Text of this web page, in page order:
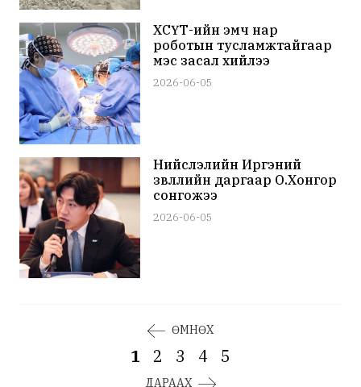
ХСҮТ-ийн эмч нар
роботын тусламжтайгаар
мэс засал хийлээ
2026-06-05
Нийслэлийн Иргэний
зөвлөлийн даргаар О.Хонгор
сонгожээ
2026-06-05
ӨМНӨХ
1 2 3 4 5
ДАРААХ